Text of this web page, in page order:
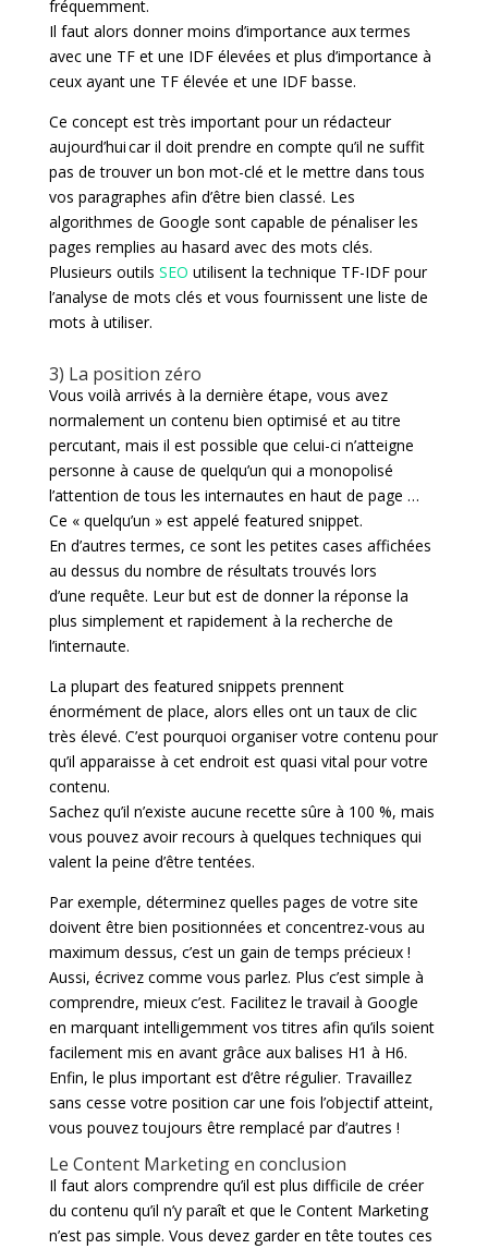
fréquemment.
Il faut alors donner moins d’importance aux termes
avec une TF et une IDF élevées et plus d’importance à
ceux ayant une TF élevée et une IDF basse.
Ce concept est très important pour un rédacteur
aujourd’hui car il doit prendre en compte qu’il ne suffit
pas de trouver un bon mot-clé et le mettre dans tous
vos paragraphes afin d’être bien classé. Les
algorithmes de Google sont capable de pénaliser les
pages remplies au hasard avec des mots clés.
Plusieurs outils SEO utilisent la technique TF-IDF pour
l’analyse de mots clés et vous fournissent une liste de
mots à utiliser.
3) La position zéro
Vous voilà arrivés à la dernière étape, vous avez
normalement un contenu bien optimisé et au titre
percutant, mais il est possible que celui-ci n’atteigne
personne à cause de quelqu’un qui a monopolisé
l’attention de tous les internautes en haut de page …
Ce « quelqu’un » est appelé featured snippet.
En d’autres termes, ce sont les petites cases affichées
au dessus du nombre de résultats trouvés lors
d’une requête. Leur but est de donner la réponse la
plus simplement et rapidement à la recherche de
l’internaute.
La plupart des featured snippets prennent
énormément de place, alors elles ont un taux de clic
très élevé. C’est pourquoi organiser votre contenu pour
qu’il apparaisse à cet endroit est quasi vital pour votre
contenu.
Sachez qu’il n’existe aucune recette sûre à 100 %, mais
vous pouvez avoir recours à quelques techniques qui
valent la peine d’être tentées.
Par exemple, déterminez quelles pages de votre site
doivent être bien positionnées et concentrez-vous au
maximum dessus, c’est un gain de temps précieux !
Aussi, écrivez comme vous parlez. Plus c’est simple à
comprendre, mieux c’est. Facilitez le travail à Google
en marquant intelligemment vos titres afin qu’ils soient
facilement mis en avant grâce aux balises H1 à H6.
Enfin, le plus important est d’être régulier. Travaillez
sans cesse votre position car une fois l’objectif atteint,
vous pouvez toujours être remplacé par d’autres !
Le Content Marketing en conclusion
Il faut alors comprendre qu’il est plus difficile de créer
du contenu qu’il n’y paraît et que le Content Marketing
n’est pas simple. Vous devez garder en tête toutes ces